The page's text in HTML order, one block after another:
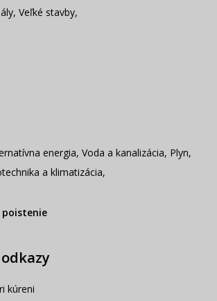
, Veľké stavby,
energia, Voda a kanalizácia, Plyn,
a klimatizácia,
poistenie
kúreni